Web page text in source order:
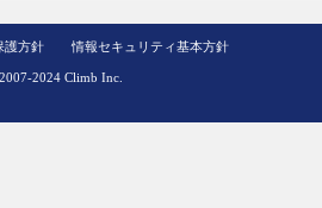
護方針 情報セキュリティ基本方針
2024 Climb Inc.